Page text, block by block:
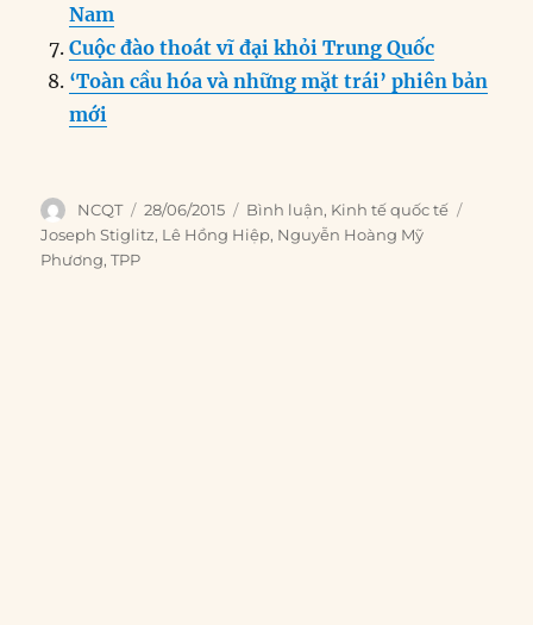
Nam
Cuộc đào thoát vĩ đại khỏi Trung Quốc
‘Toàn cầu hóa và những mặt trái’ phiên bản
mới
Author
NCQT
Posted
on
28/06/2015 Categories
Bình luận, Kinh tế quốc tế
Joseph Stiglitz, Lê Hồng Hiệp, Nguyễn Hoàng Mỹ
Phương,TPP